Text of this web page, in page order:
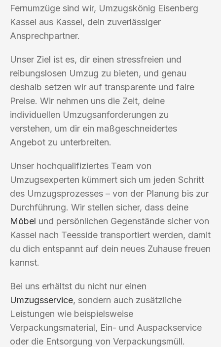
Fernumzüge sind wir, Umzugskönig Eisenberg
Kassel aus Kassel, dein zuverlässiger
Ansprechpartner.
Unser Ziel ist es, dir einen stressfreien und
reibungslosen Umzug zu bieten, und genau
deshalb setzen wir auf transparente und faire
Preise. Wir nehmen uns die Zeit, deine
individuellen Umzugsanforderungen zu
verstehen, um dir ein maßgeschneidertes
Angebot zu unterbreiten.
Unser hochqualifiziertes Team von
Umzugsexperten kümmert sich um jeden Schritt
des Umzugsprozesses – von der Planung bis zur
Durchführung. Wir stellen sicher, dass deine
Möbel und persönlichen Gegenstände sicher von
Kassel nach Teesside transportiert werden, damit
du dich entspannt auf dein neues Zuhause freuen
kannst.
Bei uns erhältst du nicht nur einen
Umzugsservice, sondern auch zusätzliche
Leistungen wie beispielsweise
Verpackungsmaterial, Ein- und Auspackservice
oder die Entsorgung von Verpackungsmüll.